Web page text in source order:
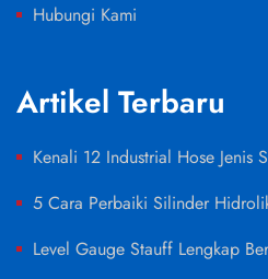
Hubungi Kami
Artikel Terbaru
Kenali 12 Industrial Hose Jenis
5 Cara Perbaiki Silinder
Level Gauge Stauff Lengkap